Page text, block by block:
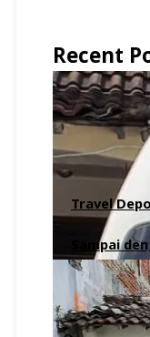
Recent
Travel
Sampai
6 Agustus